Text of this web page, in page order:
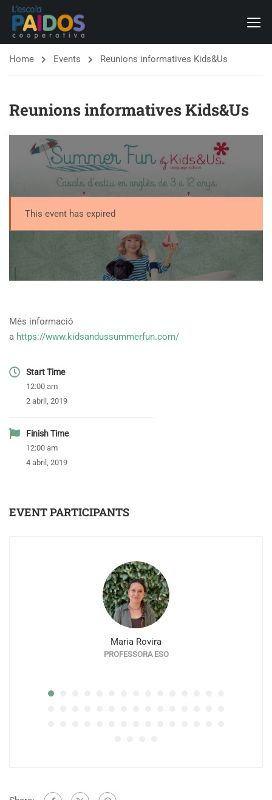
Home Events Reunions informatives Kids&Us
Reunions informatives Kids&Us
This event has expired
Més informació
a https://www.kidsandussummerfun.com/
Start Time
12:00 am
2 abril, 2019
Finish Time
12:00 am
4 abril, 2019
EVENT PARTICIPANTS
Maria Rovira
PROFESSORA ESO